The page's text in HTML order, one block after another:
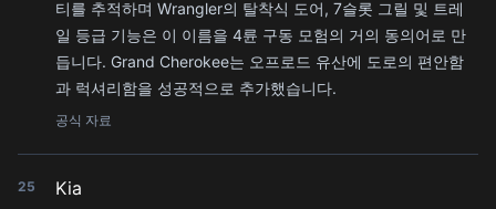
티를 추적하며 Wrangler의 탈착식 도어, 7슬롯 그릴 및 트레
일 등급 기능은 이 이름을 4륜 구동 모험의 거의 동의어로 만
듭니다. Grand Cherokee는 오프로드 유산에 도로의 편안함
과 럭셔리함을 성공적으로 추가했습니다.
공식 자료
25 Kia